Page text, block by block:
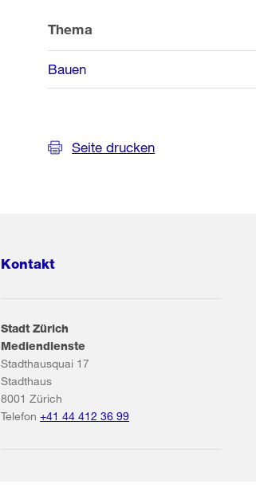
Thema
Bauen
Seite drucken
Kontakt
Stadt Zürich
Mediendienste
Stadthausquai 17
Stadthaus
8001 Zürich
Telefon +41 44 412 36 99